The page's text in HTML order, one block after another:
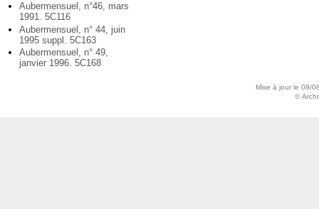
Aubermensuel, n°46, mars
1991. 5C116
Aubermensuel, n° 44, juin
1995 suppl. 5C163
Aubermensuel, n° 49,
janvier 1996. 5C168
Mise à jour le 09/
©